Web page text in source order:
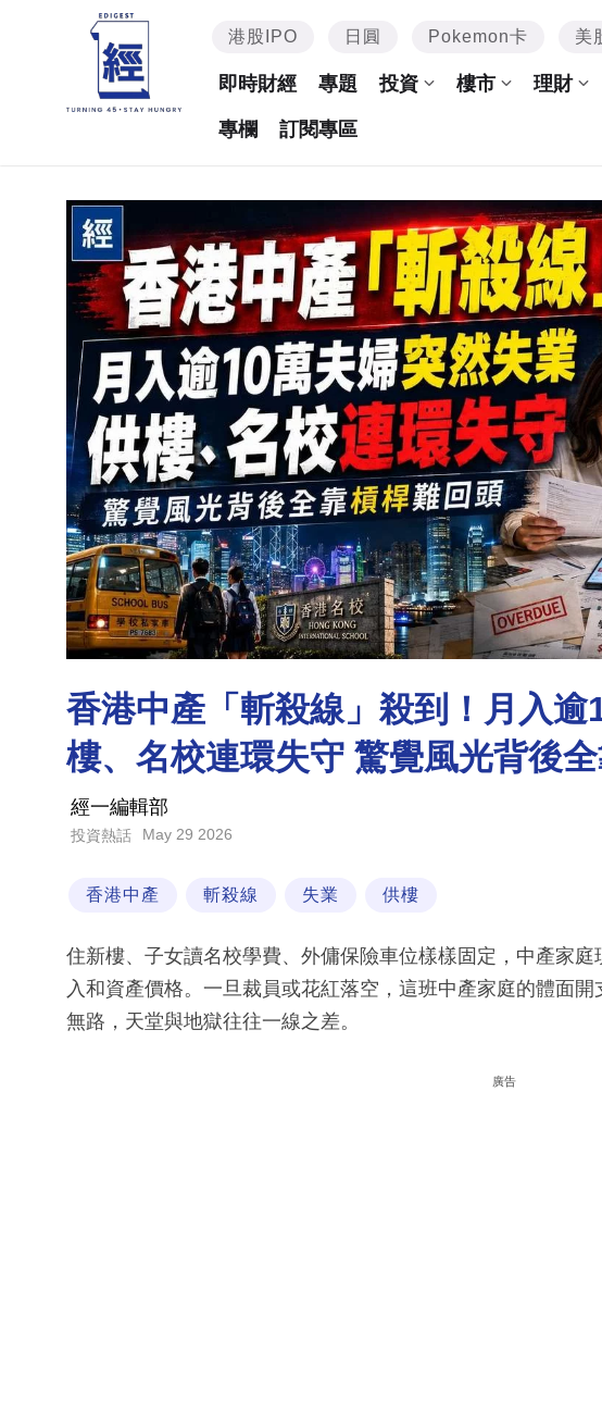
港股IPO 日圓 Pokemon卡 美
即時財經 專題 投資 樓市 理財
專欄 訂閱專區
香港中產「斬殺線」殺到！月入
樓、名校連環失守 驚覺風光背後
經一編輯部
投資熱話 May 29 2026
香港中產 斬殺線 失業 供樓
住新樓、子女讀名校學費、外傭保險車位樣樣固定，中產家
入和資產價格。一旦裁員或花紅落空，這班中產家庭的體面
無路，天堂與地獄往往一線之差。
廣告